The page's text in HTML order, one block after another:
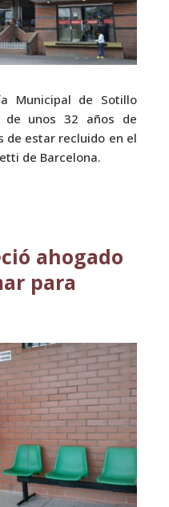
Municipal de Sotillo
de unos 32 años de
de estar recluido en el
de Barcelona.
ahogado
para